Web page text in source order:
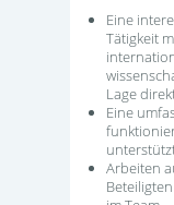
Eine
Tätigkeit
Lage
Eine
Arbeiten